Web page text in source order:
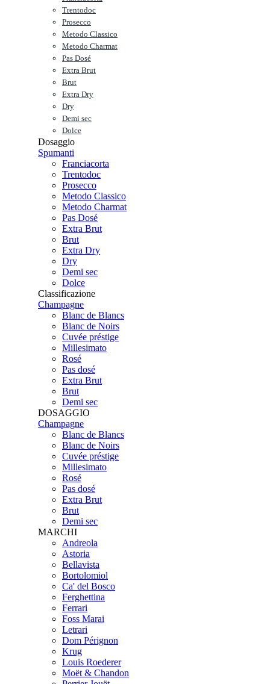
Trentodoc
Prosecco
Metodo Classico
Metodo Charmat
Pas Dosé
Extra Brut
Brut
Extra Dry
Dry
Demi sec
Dolce
Dosaggio
Spumanti
Franciacorta
Trentodoc
Prosecco
Metodo Classico
Metodo Charmat
Pas Dosé
Extra Brut
Brut
Extra Dry
Dry
Demi sec
Dolce
Classificazione
Champagne
Blanc de Blancs
Blanc de Noirs
Cuvée préstige
Millesimato
Rosé
Pas dosé
Extra Brut
Brut
Demi sec
DOSAGGIO
Champagne
Blanc de Blancs
Blanc de Noirs
Cuvée préstige
Millesimato
Rosé
Pas dosé
Extra Brut
Brut
Demi sec
MARCHI
Andreola
Astoria
Bellavista
Bortolomiol
Ca' del Bosco
Ferghettina
Ferrari
Foss Marai
Letrari
Dom Pérignon
Krug
Louis Roederer
Moët & Chandon